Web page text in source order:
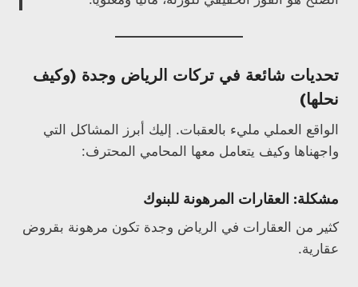
تحديات شائعة في تركات الرياض وجدة (وكيف
نحلها)
الواقع العملي مليء بالعقبات. إليك أبرز المشاكل التي
واجهناها وكيف يتعامل معها المحامي المحترف:
مشكلة: العقارات المرهونة للبنوك
كثير من العقارات في الرياض وجدة تكون مرهونة بقروض
عقارية.